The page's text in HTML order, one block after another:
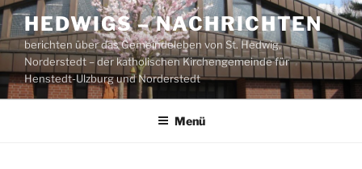
Zum
Inhalt
springen
HEDWIGS – NACHRICHTEN
berichten über das Gemeindeleben von St. Hedwig,
Norderstedt – der katholischen Kirchengemeinde für
Henstedt-Ulzburg und Norderstedt
Menü